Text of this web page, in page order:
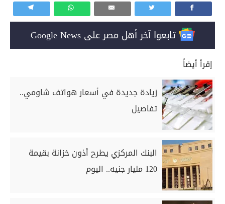
تابعوا آخر أهل مصر على Google News
إقرأ أيضاً
زيادة جديدة في أسعار هواتف شاومي..
تفاصيل
البنك المركزي يطرح أذون خزانة بقيمة
120 مليار جنيه.. اليوم